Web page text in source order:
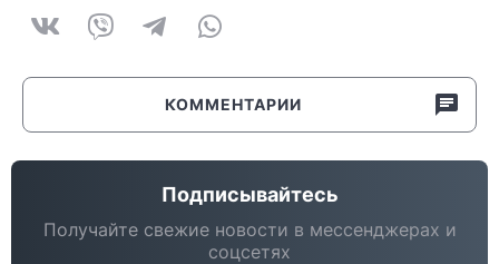
КОММЕНТАРИИ
Подписывайтесь
Получайте свежие новости в мессенджерах и
соцсетях